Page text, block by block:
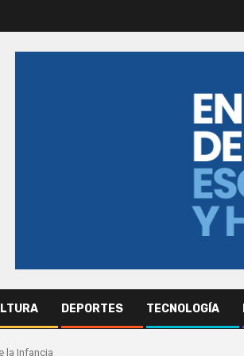
DEPORTES TECNOLOGÍA
la Infancia